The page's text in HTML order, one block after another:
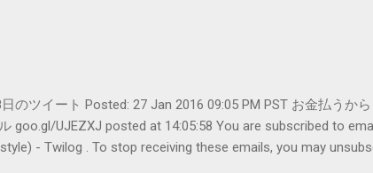
のツイート Posted: 27 Jan 2016 09:05 PM PST お金払う
goo.gl/UJEZXJ posted at 14:05:58 You are subscribed to
- Twilog . To stop receiving these emails, you may